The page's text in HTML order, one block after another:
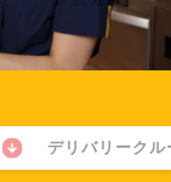
デリバリークル